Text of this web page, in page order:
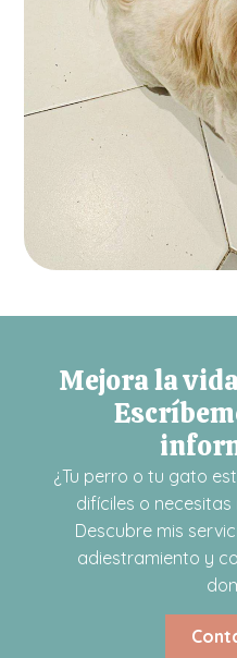
Mejora la
¿Tu perro o tu gato
difíciles o
Descubre mis
adiestramiento y